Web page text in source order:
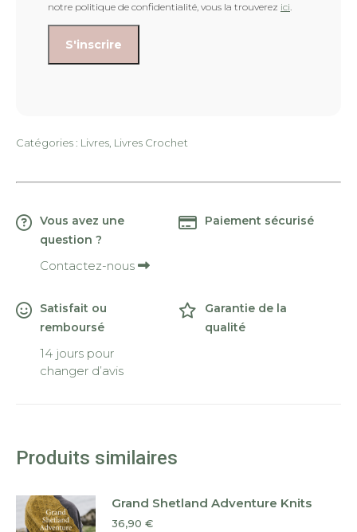
notre politique de confidentialité, vous la trouverez ici.
Catégories : Livres Livres Crochet
Vous avez une
question ?
Contactez-nous
Paiement sécurisé
Satisfait ou
remboursé
14 jours pour
changer d’avis
Garantie de la
qualité
Produits similaires
Grand Shetland Adventure Knits
36,90 €